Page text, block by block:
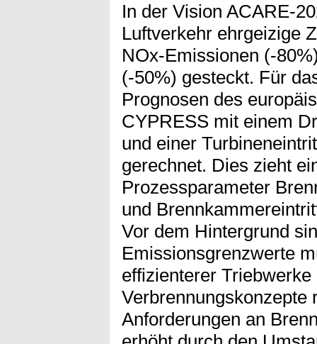
In der Vision ACARE-
Luftverkehr ehrgeizige
NOx-Emissionen (-
(-50%) gesteckt. Für
Prognosen des
CYPRESS mit einem
und einer
gerechnet. Dies zieht
Prozessparameter
und
Vor dem Hintergrund
Emissionsgrenzwerte
effizienterer
Verbrennungskonzepte
Anforderungen an